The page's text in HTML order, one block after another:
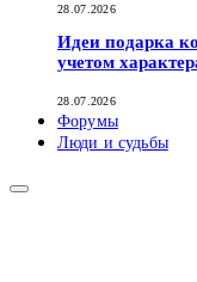
28.07.2026
Идеи подарка
учетом
28.07.2026
Форумы
Люди и судьбы